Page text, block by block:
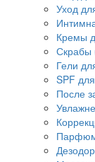
Уход
Кремы
Скрабы
Гели
SPF
После